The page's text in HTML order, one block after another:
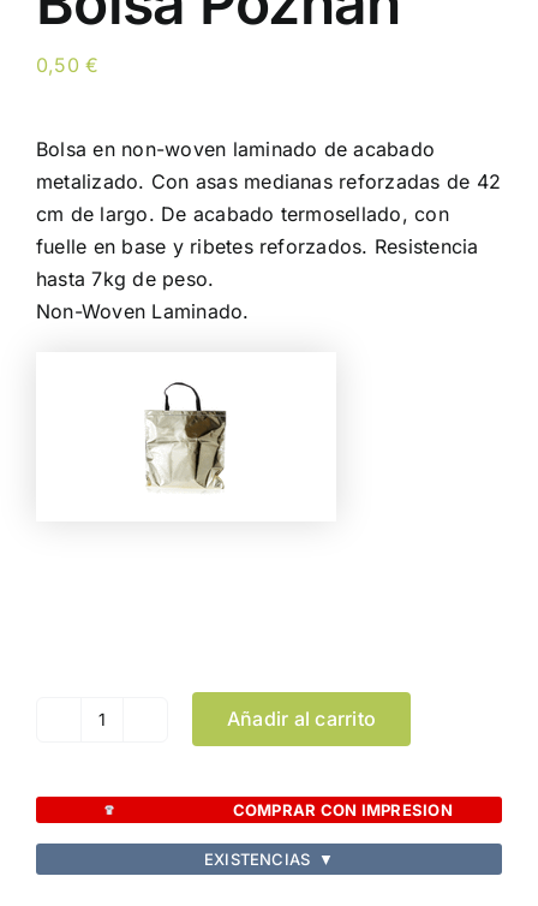
0,50€
Bolsa en non-woven laminado de acabado
metalizado. Con asas medianas reforzadas de 42
cm de largo. De acabado termosellado, con
fuelle en base y ribetes reforzados. Resistencia
hasta 7kg de peso.
Non-Woven Laminado.
Bolsa
cantidad
Añadir al carrito
COMPRAR CON IMPRESION
EXISTENCIAS ▼